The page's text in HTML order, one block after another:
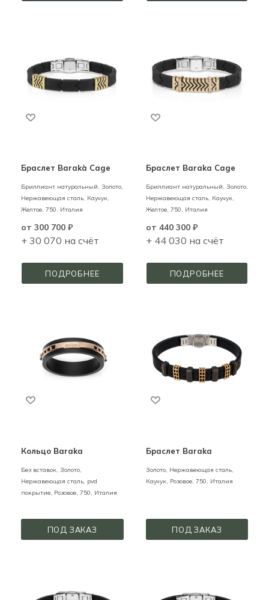
Браслет Barakà Cage
Бриллиант натуральный, Золото,
Нержавеющая сталь, Каучук,
Желтое, 750, Италия
от 300 700 ₽
+ 30 070 на счёт
ПОДРОБНЕЕ
Браслет Barakа Cage
Бриллиант натуральный, Золото,
Нержавеющая сталь, Каучук,
Желтое, 750, Италия
от 440 300 ₽
+ 44 030 на счёт
ПОДРОБНЕЕ
Кольцо Baraka
Без вставок, Золото,
Нержавеющая сталь, pvd
покрытие, Розовое, 750, Италия
ПОД ЗАКАЗ
Браслет Baraka
Золото, Нержавеющая сталь,
Каучук,
Розовое, 750, Италия
ПОД ЗАКАЗ